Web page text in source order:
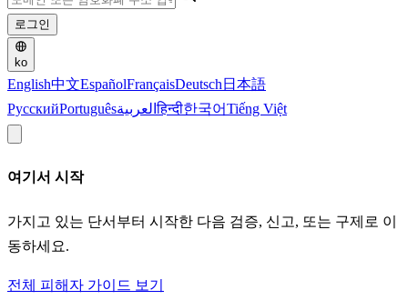
로그인
ko
English中文EspañolFrançaisDeutsch 日本語
РусскийPortuguêsالعربيةहिन्दी한국어Tiếng Việt
여기서 시작
가지고 있는 단서부터 시작한 다음 검증, 신고, 또는 구제로 이
동하세요.
전체 피해자 가이드 보기